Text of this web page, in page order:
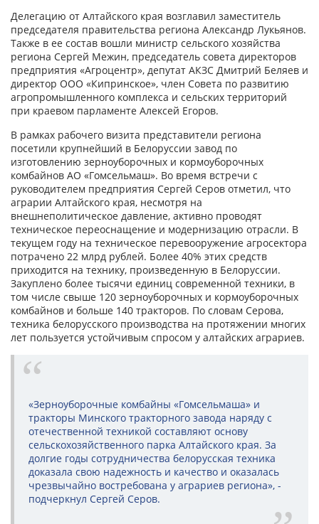
Делегацию от Алтайского края возглавил заместитель
председателя правительства региона Александр Лукьянов.
Также в ее состав вошли министр сельского хозяйства
региона Сергей Межин, председатель совета директоров
предприятия «Агроцентр», депутат АКЗС Дмитрий Беляев и
директор ООО «Кипринское», член Совета по развитию
агропромышленного комплекса и сельских территорий
при краевом парламенте Алексей Егоров.
В рамках рабочего визита представители региона
посетили крупнейший в Белоруссии завод по
изготовлению зерноуборочных и кормоуборочных
комбайнов АО «Гомсельмаш». Во время встречи с
руководителем предприятия Сергей Серов отметил, что
аграрии Алтайского края, несмотря на
внешнеполитическое давление, активно проводят
техническое переоснащение и модернизацию отрасли. В
текущем году на техническое перевооружение агросектора
потрачено 22 млрд рублей. Более 40% этих средств
приходится на технику, произведенную в Белоруссии.
Закуплено более тысячи единиц современной техники, в
том числе свыше 120 зерноуборочных и кормоуборочных
комбайнов и больше 140 тракторов. По словам Серова,
техника белорусского производства на протяжении многих
лет пользуется устойчивым спросом у алтайских аграриев.
«Зерноуборочные комбайны «Гомсельмаша» и
тракторы Минского тракторного завода наряду с
отечественной техникой составляют основу
сельскохозяйственного парка Алтайского края. За
долгие годы сотрудничества белорусская техника
доказала свою надежность и качество и оказалась
чрезвычайно востребована у аграриев региона», -
подчеркнул Сергей Серов.